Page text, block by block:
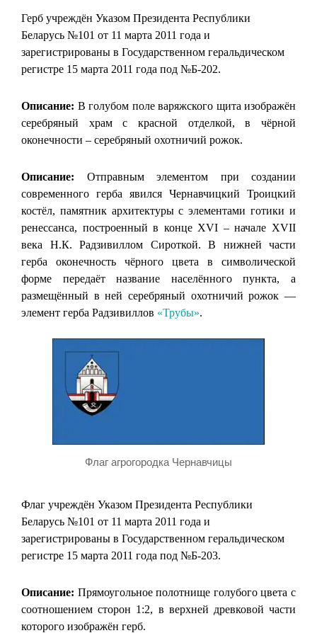
Герб учреждён Указом Президента Республики
Беларусь №101 от 11 марта 2011 года и
зарегистрированы в Государственном геральдическом
регистре 15 марта 2011 года под №Б-202.
Описание: В голубом поле варяжского щита изображён
серебряный храм с красной отделкой, в чёрной
оконечности – серебряный охотничий рожок.
Описание: Отправным элементом при создании
современного герба явился Чернавчицкий Троицкий
костёл, памятник архитектуры с элементами готики и
ренессанса, построенный в конце XVI – начале XVII
века Н.К. Радзивиллом Сироткой. В нижней части
герба оконечность чёрного цвета в символической
форме передаёт название населённого пункта, а
размещённый в ней серебряный охотничий рожок —
элемент герба Радзивиллов «Трубы».
Флаг агрогородка Чернавчицы
Флаг учреждён Указом Президента Республики
Беларусь №101 от 11 марта 2011 года и
зарегистрированы в Государственном геральдическом
регистре 15 марта 2011 года под №Б-203.
Описание: Прямоугольное полотнище голубого цвета с
соотношением сторон 1:2, в верхней древковой части
которого изображён герб.